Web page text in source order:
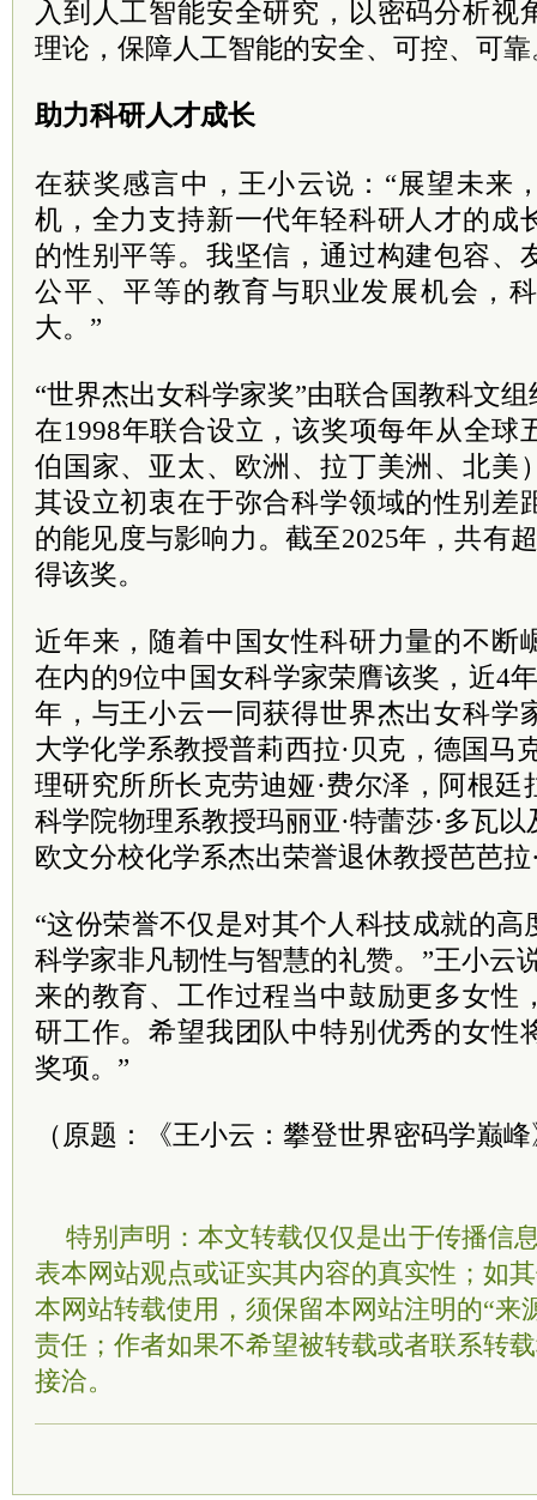
入到人工智能安全研究，以密码分析视
理论，保障人工智能的安全、可控、可靠
助力科研人才成长
在获奖感言中，王小云说：“展望未来
机，全力支持新一代年轻科研人才的成
的性别平等。我坚信，通过构建包容、
公平、平等的教育与职业发展机会，
大。”
“世界杰出女科学家奖”由联合国教科文
在1998年联合设立，该奖项每年从全球
伯国家、亚太、欧洲、拉丁美洲、北美
其设立初衷在于弥合科学领域的性别差
的能见度与影响力。截至2025年，共有
得该奖。
近年来，随着中国女性科研力量的不断
在内的9位中国女科学家荣膺该奖，近4
年，与王小云一同获得世界杰出女科学
大学化学系教授普莉西拉·贝克，德国马
理研究所所长克劳迪娅·费尔泽，阿根
科学院物理系教授玛丽亚·特蕾莎·多瓦
欧文分校化学系杰出荣誉退休教授芭芭
“这份荣誉不仅是对其个人科技成就的
科学家非凡韧性与智慧的礼赞。”王小云
来的教育、工作过程当中鼓励更多女性
研工作。希望我团队中特别优秀的女性
奖项。”
（原题：《王小云：攀登世界密码学巅
特别声明：本文转载仅仅是出于传播信
表本网站观点或证实其内容的真实性；如
本网站转载使用，须保留本网站注明的“来
责任；作者如果不希望被转载或者联系转
接洽。